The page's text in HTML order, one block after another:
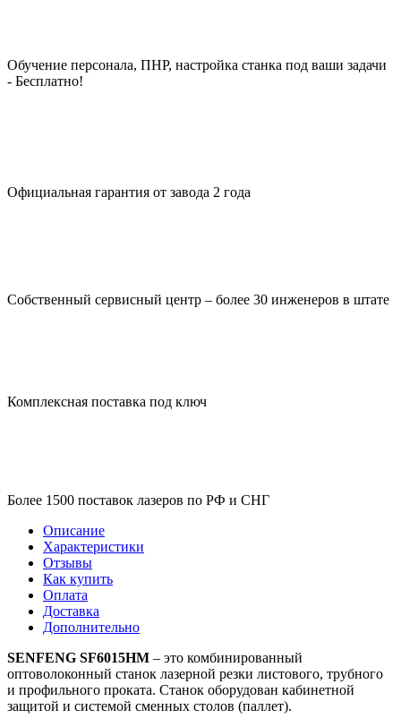
Обучение персонала, ПНР, настройка станка под ваши задачи
- Бесплатно!
Официальная гарантия от завода 2 года
Собственный сервисный центр – более 30 инженеров в штате
Комплексная поставка под ключ
Более 1500 поставок лазеров по РФ и СНГ
Описание
Характеристики
Отзывы
Как купить
Оплата
Доставка
Дополнительно
SENFENG SF6015HM – это комбинированный
оптоволоконный станок лазерной резки листового, трубного
и профильного проката. Станок оборудован кабинетной
защитой и системой сменных столов (паллет).